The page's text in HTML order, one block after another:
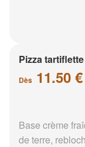
Pizza
Dès 11.50 €
Base crème
de terre,